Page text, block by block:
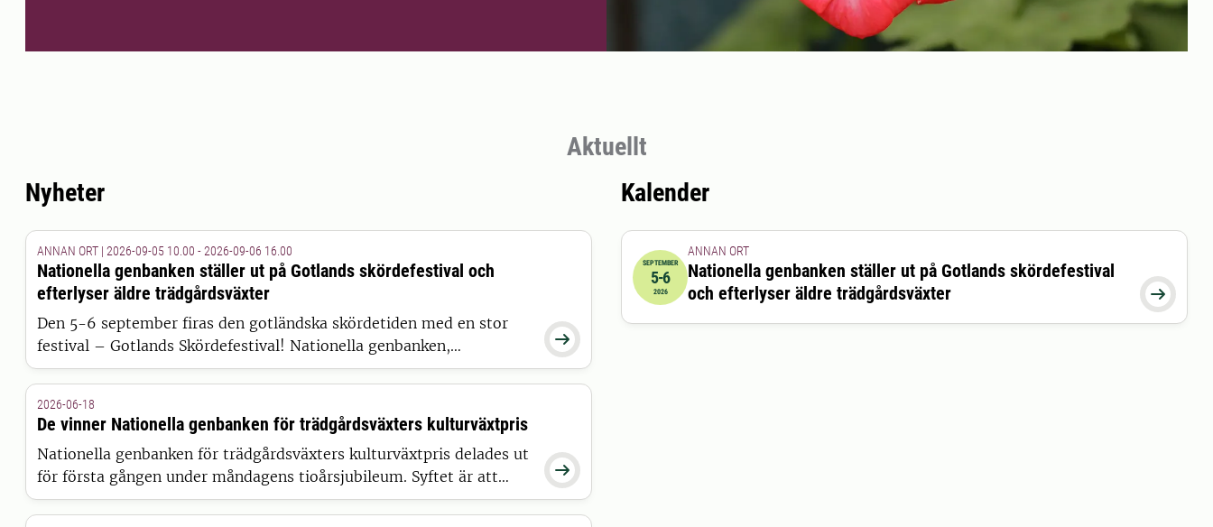
Aktuellt
Nyheter

ANNAN ORT | 2026-09-05 10.00 - 2026-09-06 16.00
Nationella genbanken ställer ut på Gotlands skördefestival och
efterlyser äldre trädgårdsväxter
Den 5-6 september firas den gotländska skördetiden med en stor
festival – Gotlands Skördefestival! Nationella genbanken,
tillsammans med NordGen, är på plats och efterlyser äldre

2026-06-18
De vinner Nationella genbanken för trädgårdsväxters kulturväxtpris
Nationella genbanken för trädgårdsväxters kulturväxtpris delades ut
för första gången under måndagens tioårsjubileum. Syftet är att
uppmärksamma och uppmuntra de insatser som görs för att bevara
Kalender
2026-09-05 10:00:00till 2026-09-06 16:00:00
SEPTEMBER
5-6
2026 
ANNAN ORT
Nationella genbanken ställer ut på Gotlands skördefestival
och efterlyser äldre trädgårdsväxter